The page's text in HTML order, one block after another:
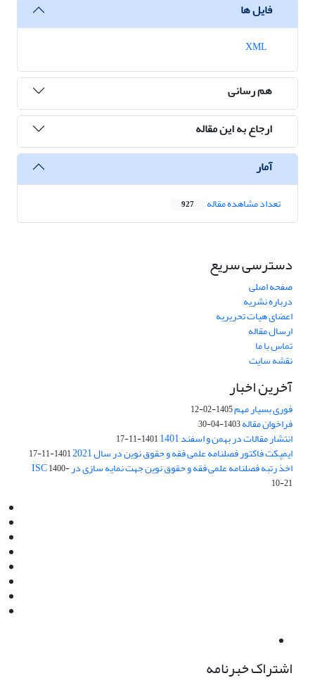
فایل ها
هم رسانی
ارجاع به این مقاله
آمار
تعداد مشاهده مقاله 927
دسترسی سریع
صفحه اصلی
درباره نشریه
اعضای هیات تحریریه
ارسال مقاله
تماس با ما
نقشه سایت
آخرین اخبار
فوری بسیار مهم1405-02-12
فراخوان مقاله1403-04-30
انتشار مقالات در بهمن و اسفند 1401 1401-11-17
ایمپکت فاکتور فصلنامه علمی فقه و حقوق نوین در سال 2021 1401-11-17
اخذ رتبه فصلنامه علمی فقه و حقوق نوین جهت نمایه سازی در ISC1400-
10-21
اشتراک خبرنامه